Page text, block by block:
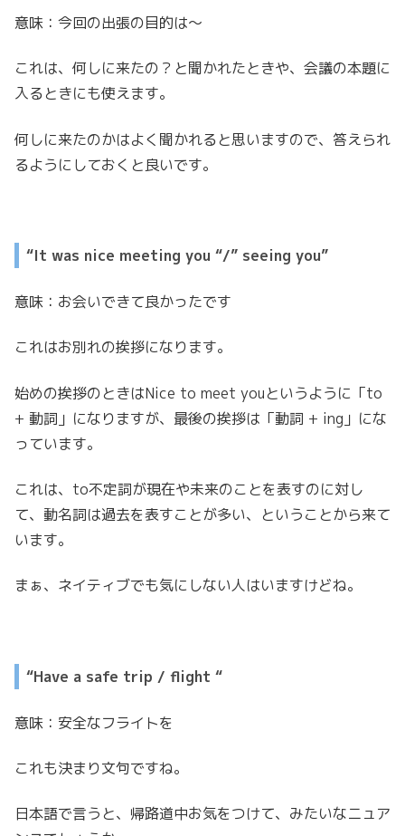
意味：今回の出張の目的は〜
これは、何しに来たの？と聞かれたときや、会議の本題に
入るときにも使えます。
何しに来たのかはよく聞かれると思いますので、答えられ
るようにしておくと良いです。
“It was nice meeting you “/” seeing you”
意味：お会いできて良かったです
これはお別れの挨拶になります。
始めの挨拶のときはNice to meet youというように「to
+ 動詞」になりますが、最後の挨拶は「動詞 + ing」にな
っています。
これは、to不定詞が現在や未来のことを表すのに対し
て、動名詞は過去を表すことが多い、ということから来て
います。
まぁ、ネイティブでも気にしない人はいますけどね。
“Have a safe trip / flight “
意味：安全なフライトを
これも決まり文句ですね。
日本語で言うと、帰路道中お気をつけて、みたいなニュア